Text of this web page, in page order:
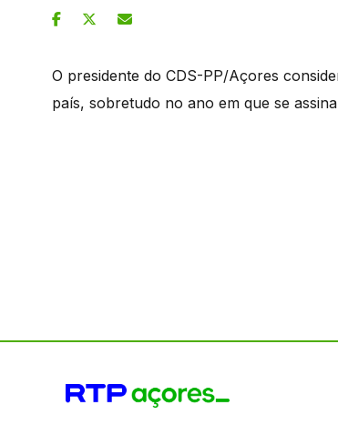
O presidente do CDS-PP/Açores
país, sobretudo no ano em que se